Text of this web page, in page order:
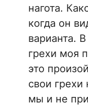
нагота.
когда он
варианта.
грехи моя
это
свои
мы и не